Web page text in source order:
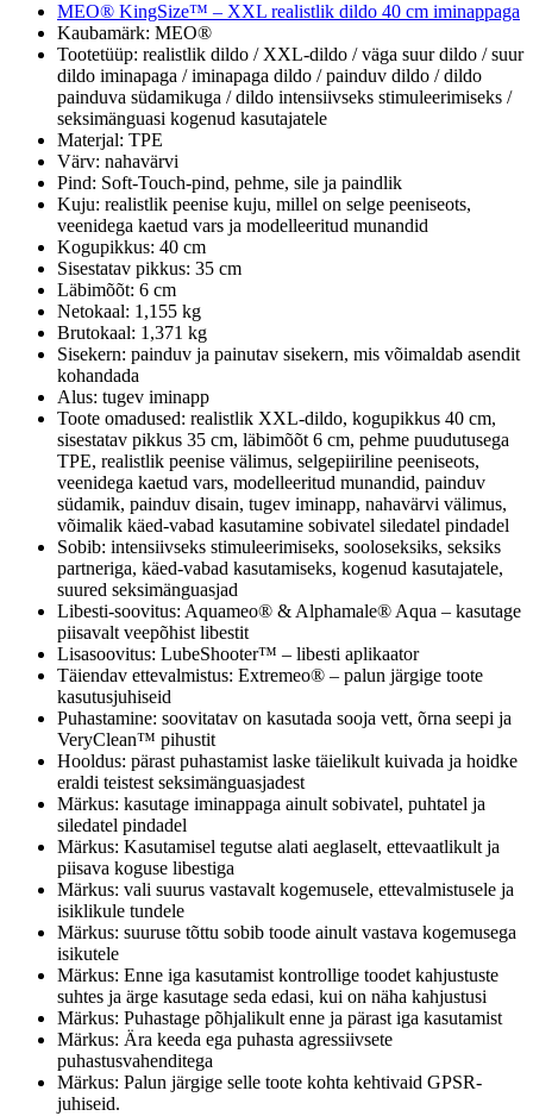
MEO® KingSize™ – XXL realistlik dildo 40 cm iminappaga
Kaubamärk: MEO®
Tootetüüp: realistlik dildo / XXL-dildo / väga suur dildo / suur
dildo iminapaga / iminapaga dildo / painduv dildo / dildo
painduva südamikuga / dildo intensiivseks stimuleerimiseks /
seksimänguasi kogenud kasutajatele
Materjal: TPE
Värv: nahavärvi
Pind: Soft-Touch-pind, pehme, sile ja paindlik
Kuju: realistlik peenise kuju, millel on selge peeniseots,
veenidega kaetud vars ja modelleeritud munandid
Kogupikkus: 40 cm
Sisestatav pikkus: 35 cm
Läbimõõt: 6 cm
Netokaal: 1,155 kg
Brutokaal: 1,371 kg
Sisekern: painduv ja painutav sisekern, mis võimaldab asendit
kohandada
Alus: tugev iminapp
Toote omadused: realistlik XXL-dildo, kogupikkus 40 cm,
sisestatav pikkus 35 cm, läbimõõt 6 cm, pehme puudutusega
TPE, realistlik peenise välimus, selgepiiriline peeniseots,
veenidega kaetud vars, modelleeritud munandid, painduv
südamik, painduv disain, tugev iminapp, nahavärvi välimus,
võimalik käed-vabad kasutamine sobivatel siledatel pindadel
Sobib: intensiivseks stimuleerimiseks, sooloseksiks, seksiks
partneriga, käed-vabad kasutamiseks, kogenud kasutajatele,
suured seksimänguasjad
Libesti-soovitus: Aquameo® & Alphamale® Aqua – kasutage
piisavalt veepõhist libestit
Lisasoovitus: LubeShooter™ – libesti aplikaator
Täiendav ettevalmistus: Extremeo® – palun järgige toote
kasutusjuhiseid
Puhastamine: soovitatav on kasutada sooja vett, õrna seepi ja
VeryClean™ pihustit
Hooldus: pärast puhastamist laske täielikult kuivada ja hoidke
eraldi teistest seksimänguasjadest
Märkus: kasutage iminappaga ainult sobivatel, puhtatel ja
siledatel pindadel
Märkus: Kasutamisel tegutse alati aeglaselt, ettevaatlikult ja
piisava koguse libestiga
Märkus: vali suurus vastavalt kogemusele, ettevalmistusele ja
isiklikule tundele
Märkus: suuruse tõttu sobib toode ainult vastava kogemusega
isikutele
Märkus: Enne iga kasutamist kontrollige toodet kahjustuste
suhtes ja ärge kasutage seda edasi, kui on näha kahjustusi
Märkus: Puhastage põhjalikult enne ja pärast iga kasutamist
Märkus: Ära keeda ega puhasta agressiivsete
puhastusvahenditega
Märkus: Palun järgige selle toote kohta kehtivaid GPSR-
juhiseid.